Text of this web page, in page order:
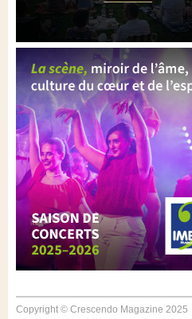
Copyright © Crescendo Magazine 2025